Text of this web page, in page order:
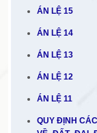
ÁN LỆ 15
ÁN LỆ 14
ÁN LỆ 13
ÁN LỆ 12
ÁN LỆ 11
QUY ĐỊNH